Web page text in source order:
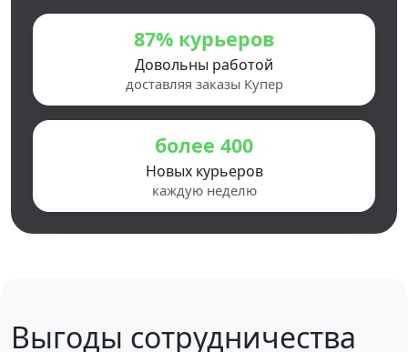
87% курьеров
Довольны работой
доставляя заказы Купер
более 400
Новых курьеров
каждую неделю
Выгоды сотрудничества